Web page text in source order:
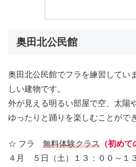
奥田北公民館
奥田北公民館でフラを練習してい
しい建物です。
外が見える明るい部屋で空、太陽
ゆったりと踊りを楽しむことがで
☆ フラ 無料体験クラス （初めて
４月 ５日（土）１３：００～１